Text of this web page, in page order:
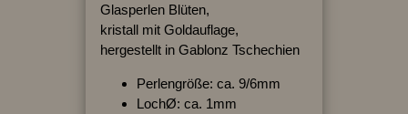
Glasperlen Blüten,
kristall mit Goldauflage,
hergestellt in Gablonz Tschechien
Perlengröße: ca. 9/6mm
LochØ: ca. 1mm